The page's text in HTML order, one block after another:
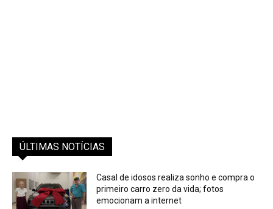
ÚLTIMAS NOTÍCIAS
Casal de idosos realiza sonho e compra o
primeiro carro zero da vida; fotos
emocionam a internet